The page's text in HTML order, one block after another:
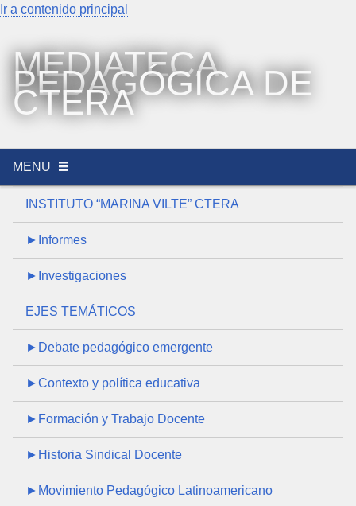
Ir a contenido principal
MEDIATECA
PEDAGÓGICA DE
CTERA
MENU
INSTITUTO “MARINA VILTE” CTERA
►Informes
►Investigaciones
EJES TEMÁTICOS
►Debate pedagógico emergente
►Contexto y política educativa
►Formación y Trabajo Docente
►Historia Sindical Docente
►Movimiento Pedagógico Latinoamericano